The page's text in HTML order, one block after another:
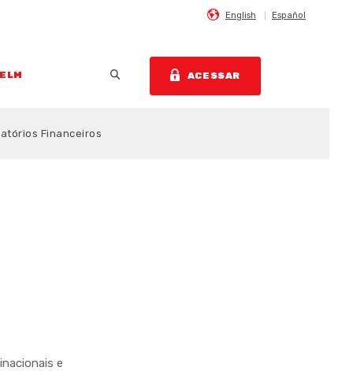
English Español
Financeiros
Abrir PesquisaACESSAR
e